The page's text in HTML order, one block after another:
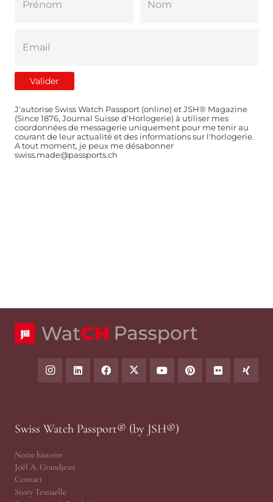
J'autorise Swiss Watch Passport (online) et JSH® Magazine
(Since 1876, Journal Suisse d'Horlogerie) à utiliser mes
coordonnées de messagerie uniquement pour me tenir au
courant de leur actualité et des informations sur l'horlogerie.
A tout moment, je peux me désabonner
swiss.made@passports.ch
Swiss Watch Passport® (by JSH®)
Notre histoire
Joël A. Grandjean
Contact
Story Textuelle